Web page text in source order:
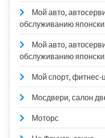
Мой авто,
обслуживанию
Мой авто,
обслуживанию
Мой спорт, фитнес-
Мосдвери, салон
Моторс